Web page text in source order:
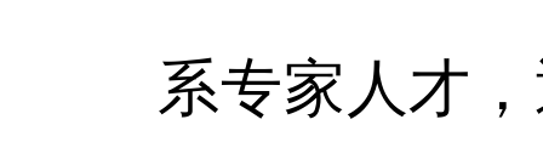
系专家人才